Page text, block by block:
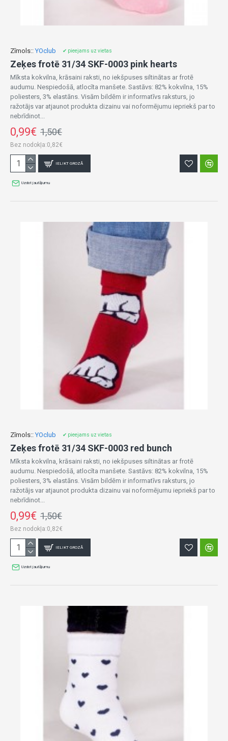
Zīmols:: YOclub ✔ pieejams uz vietas
Zeķes frotē 31/34 SKF-0003 pink hearts
Mīksta kokvilna, krāsaini raksti, no iekšpuses siltinātas ar frotē
audumu. Nespiedošā, atlocīta manšete. Sastāvs: 82% kokvilna, 15%
poliesters, 3% elastāns. Visām bildēm ir informatīvs raksturs, jo
ražotājs var atjaunot produkta dizainu vai noformējumu iepriekš par to
nebrīdinot...
0,99€ 1,50€
Bez nodokļa:0,82€
IELIKT GROZĀ
Uzdot jautājumu
Zīmols:: YOclub ✔ pieejams uz vietas
Zeķes frotē 31/34 SKF-0003 red bunch
Mīksta kokvilna, krāsaini raksti, no iekšpuses siltinātas ar frotē
audumu. Nespiedošā, atlocīta manšete. Sastāvs: 82% kokvilna, 15%
poliesters, 3% elastāns. Visām bildēm ir informatīvs raksturs, jo
ražotājs var atjaunot produkta dizainu vai noformējumu iepriekš par to
nebrīdinot...
0,99€ 1,50€
Bez nodokļa:0,82€
IELIKT GROZĀ
Uzdot jautājumu